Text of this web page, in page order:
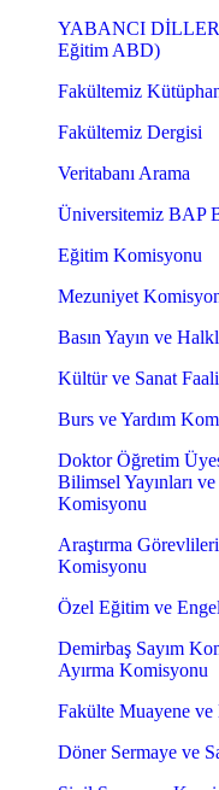
YABANCI
Eğitim ABD)
Fakültemiz
Fakültemiz Dergisi
Veritabanı Arama
Üniversitemiz BAP
Eğitim Komisyonu
Mezuniyet
Basın Yayın ve
Kültür ve Sanat
Burs ve Yardım
Doktor Öğretim
Bilimsel Yayınları
Komisyonu
Araştırma
Komisyonu
Özel Eğitim ve
Demirbaş Sayım
Ayırma Komisyonu
Fakülte Muayene
Döner Sermaye ve